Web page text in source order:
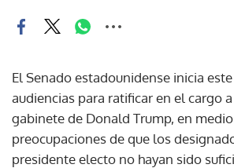
El Senado estadounidense inicia
audiencias para ratificar en el cargo
gabinete de Donald Trump, en
preocupaciones de que los
presidente electo no hayan sido